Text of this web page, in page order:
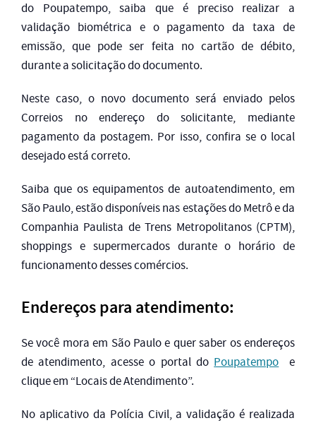
do Poupatempo, saiba que é preciso realizar a
validação biométrica e o pagamento da taxa de
emissão, que pode ser feita no cartão de débito,
durante a solicitação do documento.
Neste caso, o novo documento será enviado pelos
Correios no endereço do solicitante, mediante
pagamento da postagem. Por isso, confira se o local
desejado está correto.
Saiba que os equipamentos de autoatendimento, em
São Paulo, estão disponíveis nas estações do Metrô e da
Companhia Paulista de Trens Metropolitanos (CPTM),
shoppings e supermercados durante o horário de
funcionamento desses comércios.
Endereços para atendimento:
Se você mora em São Paulo e quer saber os endereços
de atendimento, acesse o portal do Poupatempo e
clique em “Locais de Atendimento”.
No aplicativo da Polícia Civil, a validação é realizada